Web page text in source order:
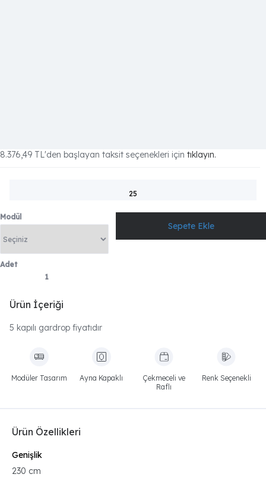
8.376,49 TL'den başlayan taksit seçenekleri için tıklayın.
25
Modül
Adet
Ürün İçeriği
5 kapılı gardrop fiyatıdır
Modüler Tasarım Ayna Kapaklı
Çekmeceli ve
Raflı
Renk Seçenekli
Ürün Özellikleri
Genişlik
230 cm